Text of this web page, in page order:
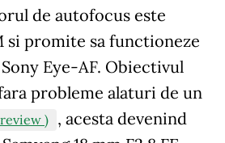
de autofocus este
si promite sa functioneze
Eye-AF. Obiectivul
probleme alaturi de un
) , acesta devenind